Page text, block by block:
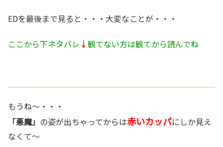
EDを最後まで見ると・・・大変なことが・・・
ここから下ネタバレ ↓観てない方は観てから読んでね
もうね～・・・
「悪魔」 の姿が出ちゃってからは赤いカッパにしか見え
なくて～